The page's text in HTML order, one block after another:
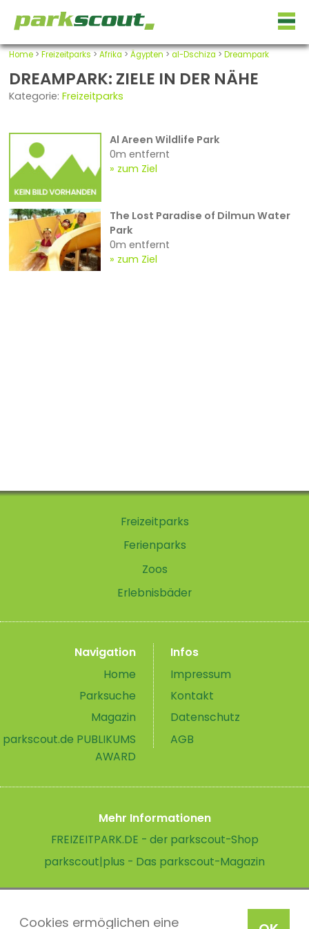
Cookies ermöglichen eine
Home> Freizeitparks > Afrika > Ägypten > al-Dschiza > Dreampark
DREAMPARK: ZIELE IN DER NÄHE
Kategorie: Freizeitparks
Al Areen Wildlife Park
0m entfernt
zum Ziel
The Lost Paradise of Dilmun Water
Park
0m entfernt
zum Ziel
Freizeitparks
Ferienparks
Zoos
Erlebnisbäder
Navigation
Home
Parksuche
Magazin
parkscout.de PUBLIKUMS
AWARD
Infos
Impressum
Kontakt
Datenschutz
AGB
Mehr Informationen
FREIZEITPARK.DE - der parkscout-Shop
parkscout|plus - Das parkscout-Magazin